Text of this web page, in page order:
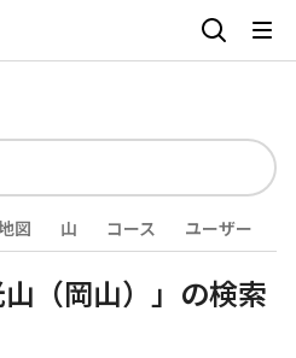
図 山 コース ユーザー
（岡山）」の検索